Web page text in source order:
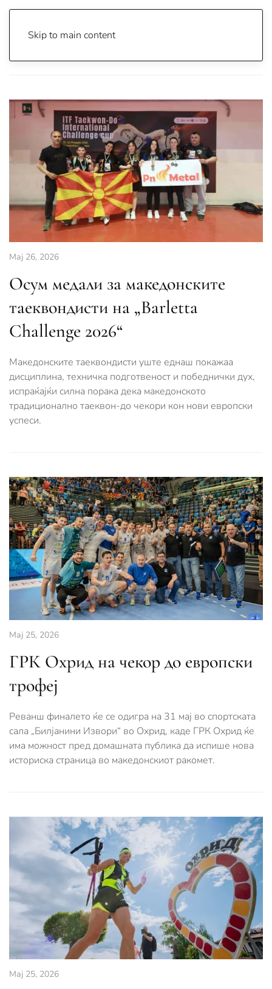
Skip to main content
Мај 26, 2026
Осум медали за македонските
таеквондисти на „Barletta
Challenge 2026“
Македонските таеквондисти уште еднаш покажаа
дисциплина, техничка подготвеност и победнички дух,
испраќајќи силна порака дека македонското
традиционално таеквон-до чекори кон нови европски
успеси.
Мај 25, 2026
ГРК Охрид на чекор до европски
трофеј
Реванш финалето ќе се одигра на 31 мај во спортската
сала „Билјанини Извори“ во Охрид, каде ГРК Охрид ќе
има можност пред домашната публика да испише нова
историска страница во македонскиот ракомет.
Мај 25, 2026